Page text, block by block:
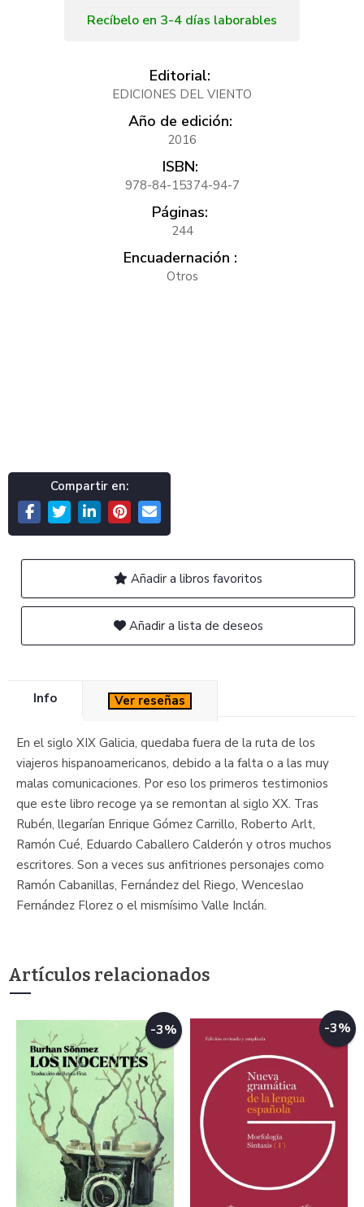
Recíbelo en 3-4 días laborables
Editorial:
EDICIONES DEL VIENTO
Año de edición:
2016
ISBN:
978-84-15374-94-7
Páginas:
244
Encuadernación :
Otros
Compartir en:
Añadir a libros favoritos
Añadir a lista de deseos
Info Ver reseñas
En el siglo XIX Galicia, quedaba fuera de la ruta de los
viajeros hispanoamericanos, debido a la falta o a las muy
malas comunicaciones. Por eso los primeros testimonios
que este libro recoge ya se remontan al siglo XX. Tras
Rubén, llegarían Enrique Gómez Carrillo, Roberto Arlt,
Ramón Cué, Eduardo Caballero Calderón y otros muchos
escritores. Son a veces sus anfitriones personajes como
Ramón Cabanillas, Fernández del Riego, Wenceslao
Fernández Florez o el mismísimo Valle Inclán.
Artículos relacionados
-3% -3%